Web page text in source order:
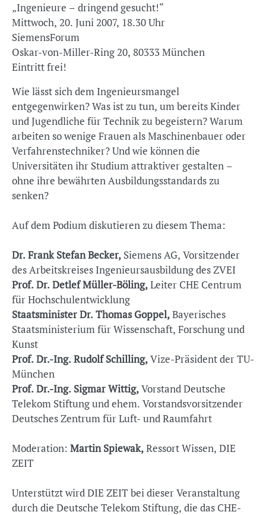
„Ingenieure – dringend gesucht!“
Mittwoch, 20. Juni 2007, 18.30 Uhr
SiemensForum
Oskar-von-Miller-Ring 20, 80333 München
Eintritt frei!
Wie lässt sich dem Ingenieursmangel
entgegenwirken? Was ist zu tun, um bereits Kinder
und Jugendliche für Technik zu begeistern? Warum
arbeiten so wenige Frauen als Maschinenbauer oder
Verfahrenstechniker? Und wie können die
Universitäten ihr Studium attraktiver gestalten –
ohne ihre bewährten Ausbildungsstandards zu
senken?
Auf dem Podium diskutieren zu diesem Thema:
Dr. Frank Stefan Becker, Siemens AG, Vorsitzender
des Arbeitskreises Ingenieursausbildung des ZVEI
Prof. Dr. Detlef Müller-Böling,Leiter CHE Centrum
für Hochschulentwicklung
Staatsminister Dr. Thomas Goppel,Bayerisches
Staatsministerium für Wissenschaft, Forschung und
Kunst
Prof. Dr.-Ing.Rudolf Schilling,Vize-Präsident der TU-
München
Prof. Dr.-Ing. Sigmar Wittig,Vorstand Deutsche
Telekom Stiftung und ehem. Vorstandsvorsitzender
Deutsches Zentrum für Luft- und Raumfahrt
Moderation: Martin Spiewak,Ressort Wissen, DIE
ZEIT
Unterstützt wird DIE ZEIT bei dieser Veranstaltung
durch die Deutsche Telekom Stiftung, die das CHE-